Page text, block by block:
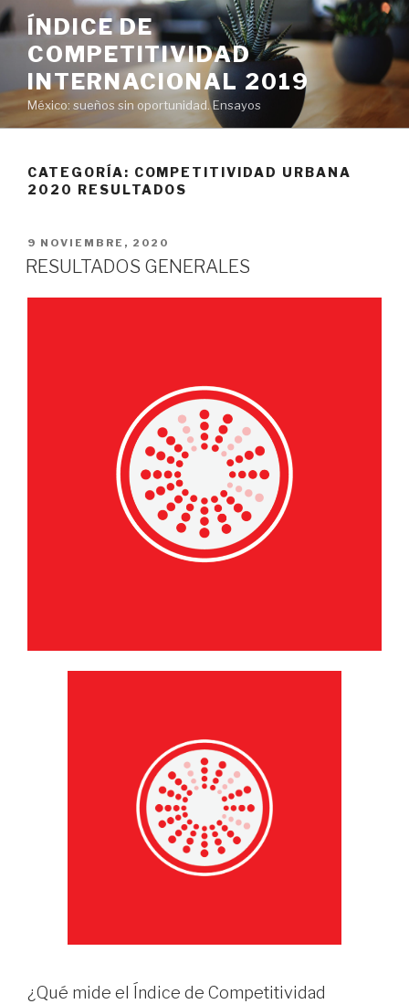
Saltar
al
contenido
ÍNDICE DE
COMPETITIVIDAD
INTERNACIONAL 2019
México: sueños sin oportunidad. Ensayos
CATEGORÍA: COMPETITIVIDAD URBANA
2020 RESULTADOS
PUBLICADO
EL
9 NOVIEMBRE, 2020
RESULTADOS GENERALES
¿Qué mide el Índice de Competitividad